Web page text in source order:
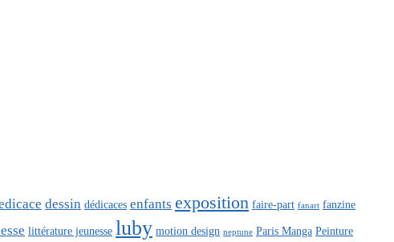
dessin dédicaces enfants exposition faire-part fanart fanzine
littérature jeunesse luby motion design neptune Paris Manga Peinture